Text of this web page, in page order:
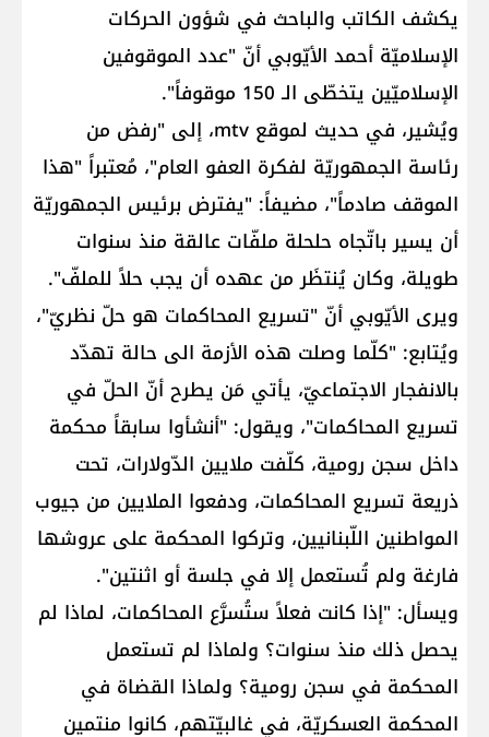
يكشف الكاتب والباحث في شؤون الحركات
الإسلاميّة أحمد الأيّوبي أنّ "عدد الموقوفين
الإسلاميّين يتخطّى الـ 150 موقوفاً".
ويُشير، في حديث لموقع mtv، إلى "رفض من
رئاسة الجمهوريّة لفكرة العفو العام"، مُعتبراً "هذا
الموقف صادماً"، مضيفاً: "يفترض برئيس الجمهوريّة
أن يسير باتّجاه حلحلة ملفّات عالقة منذ سنوات
طويلة، وكان يُنتظَر من عهده أن يجب حلاً للملفّ".
ويرى الأيّوبي أنّ "تسريع المحاكمات هو حلّ نظريّ"،
ويُتابع: "كلّما وصلت هذه الأزمة الى حالة تهدّد
بالانفجار الاجتماعيّ، يأتي مَن يطرح أنّ الحلّ في
تسريع المحاكمات"، ويقول: "أنشأوا سابقاً محكمة
داخل سجن رومية، كلّفت ملايين الدّولارات، تحت
ذريعة تسريع المحاكمات، ودفعوا الملايين من جيوب
المواطنين اللّبنانيين، وتركوا المحكمة على عروشها
فارغة ولم تُستعمل إلا في جلسة أو اثنتين".
ويسأل: "إذا كانت فعلاً ستُسرَّع المحاكمات، لماذا لم
يحصل ذلك منذ سنوات؟ ولماذا لم تستعمل
المحكمة في سجن رومية؟ ولماذا القضاة في
المحكمة العسكريّة، في غالبيّتهم، كانوا منتمين